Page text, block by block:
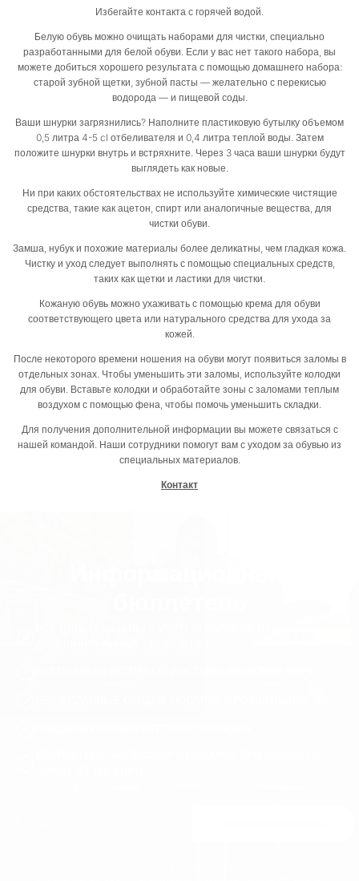
Избегайте контакта с горячей водой.
Белую обувь можно очищать наборами для чистки, специально
разработанными для белой обуви. Если у вас нет такого набора, вы
можете добиться хорошего результата с помощью домашнего набора:
старой зубной щетки, зубной пасты — желательно с перекисью
водорода — и пищевой соды.
Ваши шнурки загрязнились? Наполните пластиковую бутылку объемом
0,5 литра 4-5 cl отбеливателя и 0,4 литра теплой воды. Затем
положите шнурки внутрь и встряхните. Через 3 часа ваши шнурки будут
выглядеть как новые.
Ни при каких обстоятельствах не используйте химические чистящие
средства, такие как ацетон, спирт или аналогичные вещества, для
чистки обуви.
Замша, нубук и похожие материалы более деликатны, чем гладкая кожа.
Чистку и уход следует выполнять с помощью специальных средств,
таких как щетки и ластики для чистки.
Кожаную обувь можно ухаживать с помощью крема для обуви
соответствующего цвета или натурального средства для ухода за
кожей.
После некоторого времени ношения на обуви могут появиться заломы в
отдельных зонах. Чтобы уменьшить эти заломы, используйте колодки
для обуви. Вставьте колодки и обработайте зоны с заломами теплым
воздухом с помощью фена, чтобы помочь уменьшить складки.
Для получения дополнительной информации вы можете связаться с
нашей командой. Наши сотрудники помогут вам с уходом за обувью из
специальных материалов.
Контакт